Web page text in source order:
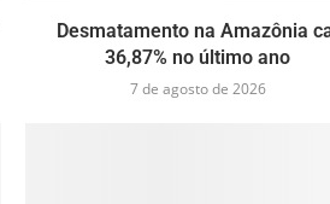
Desmatamento na Amazônia
36,87% no último ano
7 de agosto de 2026